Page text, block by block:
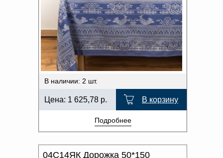
В наличии: 2 шт.
Цена: 1 625,78 р. В корзину
Подробнее
04С14ЯК Дорожка 50*150